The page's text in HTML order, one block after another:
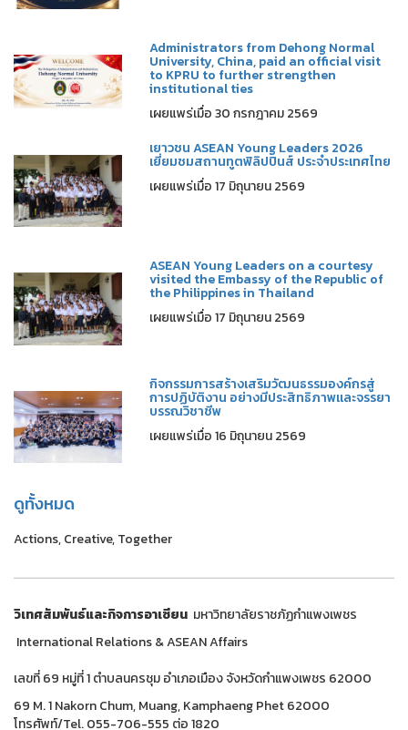
Administrators from Dehong Normal
University, China, paid an official visit
to KPRU to further strengthen
institutional ties
เผยแพร่เมื่อ 30 กรกฎาคม 2569
เยาวชน ASEAN Young Leaders 2026
เยี่ยมชมสถานทูตฟิลิปปินส์ ประจำประเทศไทย
เผยแพร่เมื่อ 17 มิถุนายน 2569
ASEAN Young Leaders on a courtesy
visited the Embassy of the Republic of
the Philippines in Thailand
เผยแพร่เมื่อ 17 มิถุนายน 2569
กิจกรรมการสร้างเสริมวัฒนธรรมองค์กรสู่
การปฏิบัติงาน อย่างมีประสิทธิภาพและจรรยา
บรรณวิชาชีพ
เผยแพร่เมื่อ 16 มิถุนายน 2569
ดูทั้งหมด
Actions, Creative, Together
วิเทศสัมพันธ์และกิจการอาเซียน มหาวิทยาลัยราชภัฏกำแพงเพชร
International Relations & ASEAN Affairs
เลขที่ 69 หมู่ที่ 1 ตำบลนครชุม อำเภอเมือง จังหวัดกำแพงเพชร 62000
69 M. 1 Nakorn Chum, Muang, Kamphaeng Phet 62000
โทรศัพท์/Tel. 055-706-555 ต่อ 1820